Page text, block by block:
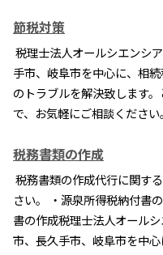
節税対策
税理士法人オールシエンシ
手市、岐阜市を中心に、相続
のトラブルを解決致します
で、お気軽にご相談ください。
税務書類の作成
税務書類の作成代行に関す
さい。 ・源泉所得税納付書
書の作成税理士法人オール
市、長久手市、岐阜市を中心